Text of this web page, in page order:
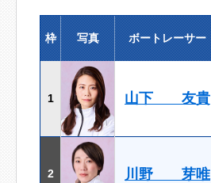
枠 写真 ボートレーサー
1 山下 友貴
2 川野 芽唯